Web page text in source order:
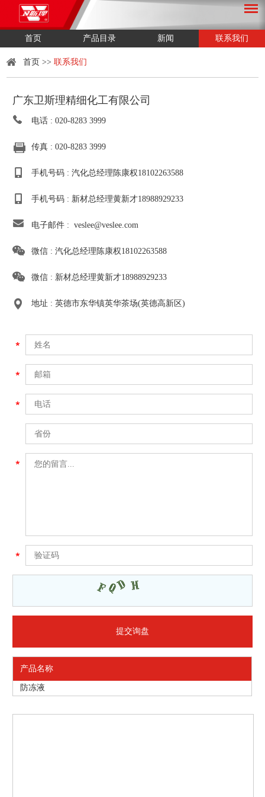
首页 产品目录 新闻 联系我们
首页 >>联系我们
广东卫斯理精细化工有限公司
电话 : 020-8283 3999
传真 : 020-8283 3999
手机号码 : 汽化总经理陈康权18102263588
手机号码 : 新材总经理黄新才18988929233
电子邮件 : veslee@veslee.com
微信 : 汽化总经理陈康权18102263588
微信 : 新材总经理黄新才18988929233
地址 : 英德市东华镇英华茶场(英德高新区)
产品名称
防冻液